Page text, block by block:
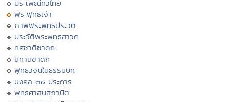
ประเพณีทั่วไทย
พระพุทธเจ้า
ภาพพระพุทธประวัติ
ประวัติพระพุทธสาวก
ทศชาติชาดก
นิทานชาดก
พุทธวจนในธรรมบท
มงคล ๓๘ ประการ
พุทธศาสนสุภาษิต